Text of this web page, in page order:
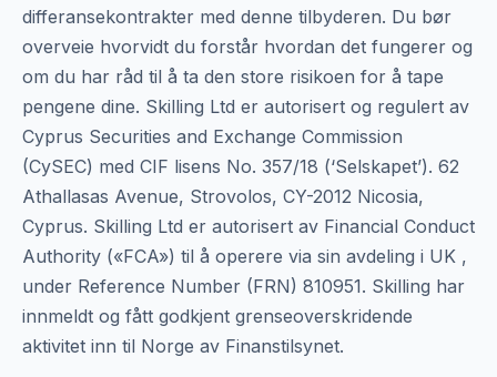
differansekontrakter med denne tilbyderen. Du bør
overveie hvorvidt du forstår hvordan det fungerer og
om du har råd til å ta den store risikoen for å tape
pengene dine. Skilling Ltd er autorisert og regulert av
Cyprus Securities and Exchange Commission
(CySEC) med CIF lisens No. 357/18 (‘Selskapet’). 62
Athallasas Avenue, Strovolos, CY-2012 Nicosia,
Cyprus. Skilling Ltd er autorisert av Financial Conduct
Authority («FCA») til å operere via sin avdeling i UK ,
under Reference Number (FRN) 810951. Skilling har
innmeldt og fått godkjent grenseoverskridende
aktivitet inn til Norge av Finanstilsynet.